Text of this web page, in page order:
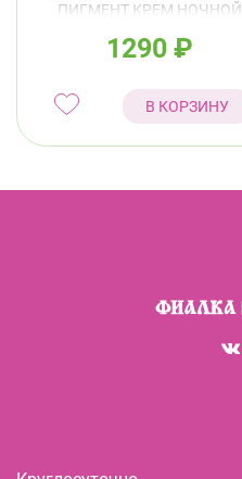
ПИГМЕНТ КРЕМ НОЧНОЙ
ЧУВСТВИТЕЛЬНОЙ КОЖИ
1290₽
В КОРЗИНУ